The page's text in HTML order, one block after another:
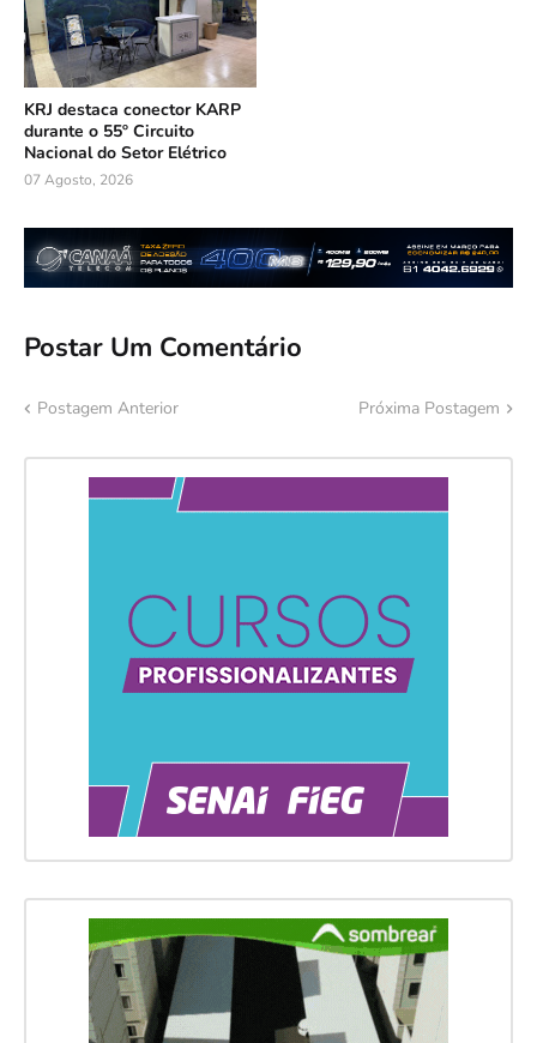
KRJ destaca conector KARP
durante o 55º Circuito
Nacional do Setor Elétrico
07 Agosto, 2026
Postar Um Comentário
Postagem Anterior Próxima Postagem